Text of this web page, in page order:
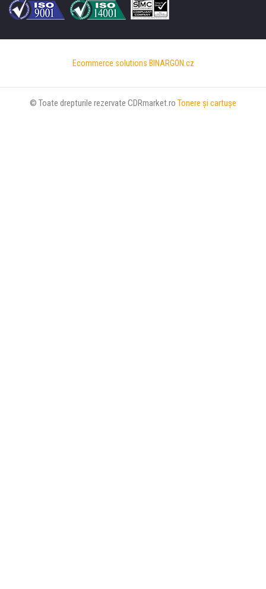
Ecommerce solutions BINARGON.cz
© Toate drepturile rezervate CDRmarket.ro Tonere şi cartuşe